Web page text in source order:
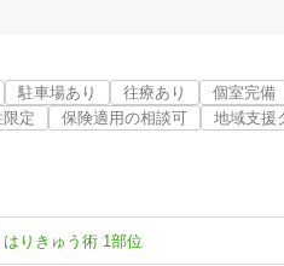
ご不明な点はご相談下さい。
、30年余りの実績があります。
灸師として活躍された「近代東洋医
初代より委員をつとめた「奇経治療の
した元熊本県鍼灸師会　会長　「経
創建会　2代目　池田研二先生」のも
駐車場あり 往療あり 個室完備
定 保険適用の相談可 地域支援
りきゅう術 1部位